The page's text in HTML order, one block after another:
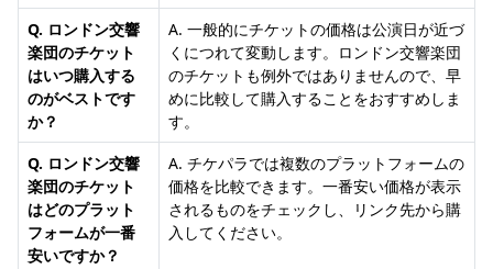
Q. ロンドン交響
楽団のチケット
はいつ購入する
のがベストです
か？
A. 一般的にチケットの価格は公演日が近づ
くにつれて変動します。ロンドン交響楽団
のチケットも例外ではありませんので、早
めに比較して購入することをおすすめしま
す。
Q. ロンドン交響
楽団のチケット
はどのプラット
フォームが一番
安いですか？
A. チケパラでは複数のプラットフォームの
価格を比較できます。一番安い価格が表示
されるものをチェックし、リンク先から購
入してください。